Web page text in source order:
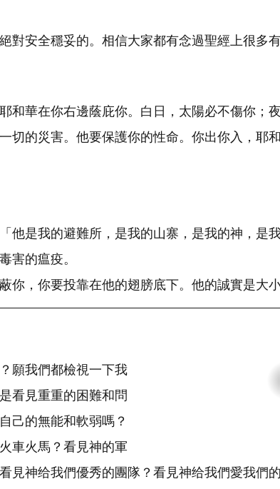
對安全穩妥的。相信大家都有念過聖經上很多
和華在你右邊蔭庇你。白日，太陽必不傷你；
切的災害。他要保護你的性命。你出你入，耶
他是我的避難所，是我的山寨，是我的神，是
害的瘟疫。
你，你要投靠在他的翅膀底下。他的誠實是大小
願我們都檢視一下我
看見重重的困難和問
己的無能和軟弱嗎？
車火馬？看見神的軍
見神给我們優秀的團隊？看見神给我們愛我們